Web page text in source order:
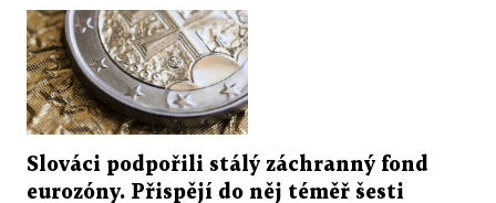
Slováci podpořili stálý záchranný fond
eurozóny. Přispějí do něj téměř šesti